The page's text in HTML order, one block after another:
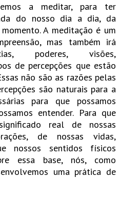
a meditar, para ter
do nosso dia a dia, da
A meditação é um
mas também irá
poderes, visões,
de percepções que estão
não são as razões pelas
são naturais para a
para que possamos
entender. Para que
real de nossas
de nossas vidas,
nossos sentidos físicos
essa base, nós, como
uma prática de